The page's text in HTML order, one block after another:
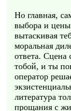
Но главная,
выбора и
вытаскивая
моральная
ответа. Сцена
тобой, и ты
оператор
литература
прощания с